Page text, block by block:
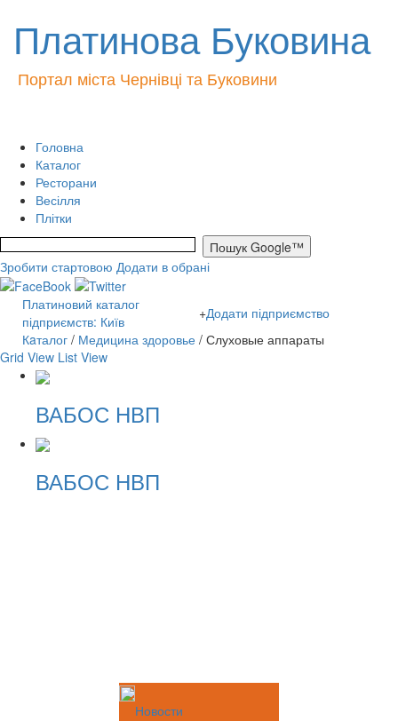
Платинова Буковина
Портал міста Чернівці та Буковини
Головна
Каталог
Ресторани
Весілля
Плітки
Зробити стартовою Додати в обрані
Платиновий каталог
підприємств: Київ
+Додати підприємство
Кaталог / Медицина здоровье / Слуховые аппараты
Grid View List View
ВАБОС НВП
ВАБОС НВП
Новости